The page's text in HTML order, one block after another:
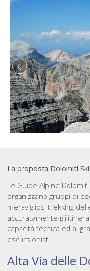
La proposta Dolomiti
Le Guide Alpine
organizzano gruppi di
meravigliosi trekking
accuratamente gli
capacità tecnica ed al
escursionisti.
Alta Via delle